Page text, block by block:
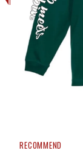
RECOMMEND